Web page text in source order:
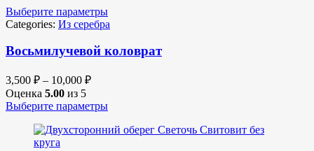
Выберите параметры
Categories: Из серебра
Восьмилучевой коловрат
3,500 ₽ – 10,000 ₽
Оценка 5.00 из 5
Выберите параметры